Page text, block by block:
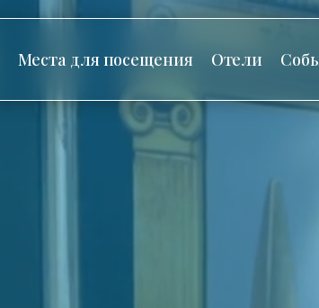
Места для посещения Отели